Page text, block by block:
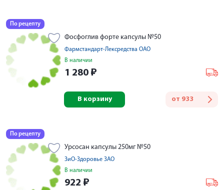
По рецепту
Фосфоглив форте капсулы №50
Фармстандарт-Лексредства ОАО
В наличии
1 280 ₽
от 933
В корзину
По рецепту
Урсосан капсулы 250мг №50
ЗиО-Здоровье ЗАО
В наличии
922 ₽